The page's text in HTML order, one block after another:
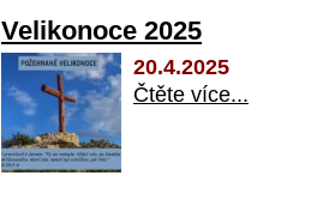
Velikonoce 2025
20.4.2025
Čtěte více...